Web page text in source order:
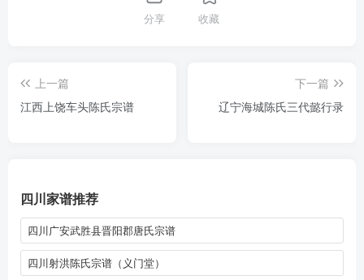
分享 收藏
上一篇
江西上饶车头陈氏宗谱
下一篇
辽宁海城陈氏三代懿行录
四川家谱推荐
四川广安武胜县晋阳郡唐氏宗谱
四川射洪陈氏宗谱（义门堂）